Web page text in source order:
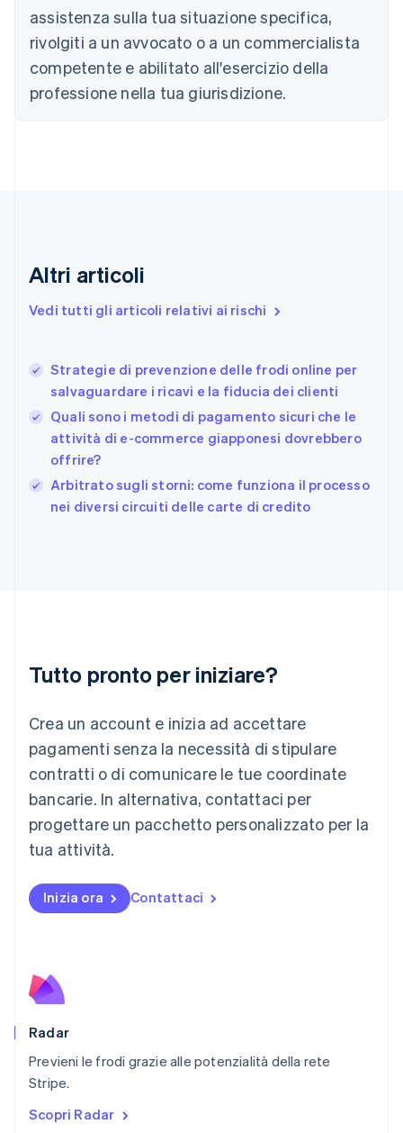
assistenza sulla tua situazione specifica,
rivolgiti a un avvocato o a un commercialista
competente e abilitato all'esercizio della
professione nella tua giurisdizione.
Altri articoli
Vedi tutti gli articoli relativi ai rischi
Strategie di prevenzione delle frodi online per
salvaguardare i ricavi e la fiducia dei clienti
Quali sono i metodi di pagamento sicuri che le
attività di e-commerce giapponesi dovrebbero
offrire?
Arbitrato sugli storni: come funziona il processo
nei diversi circuiti delle carte di credito
Tutto pronto per iniziare?
Crea un account e inizia ad accettare
pagamenti senza la necessità di stipulare
contratti o di comunicare le tue coordinate
bancarie. In alternativa, contattaci per
progettare un pacchetto personalizzato per la
tua attività.
Inizia ora Contattaci
Radar
Previeni le frodi grazie alle potenzialità della rete
Stripe.
Scopri Radar
English Français
Cina continentale
Cipro
English
EnglishSvenska
FrançaisEnglish
Giappone
日本語English
English
Grecia
English
India
Irlanda
English
FrançaisDeutschEnglish
English简体中文
Malta
English
Messico
Español English
Norvegia
Nuova Zelanda
English
Paesi Bassi
Portogallo
Português
RAS di Hong Kong, Cina
Regno Unito
English
English